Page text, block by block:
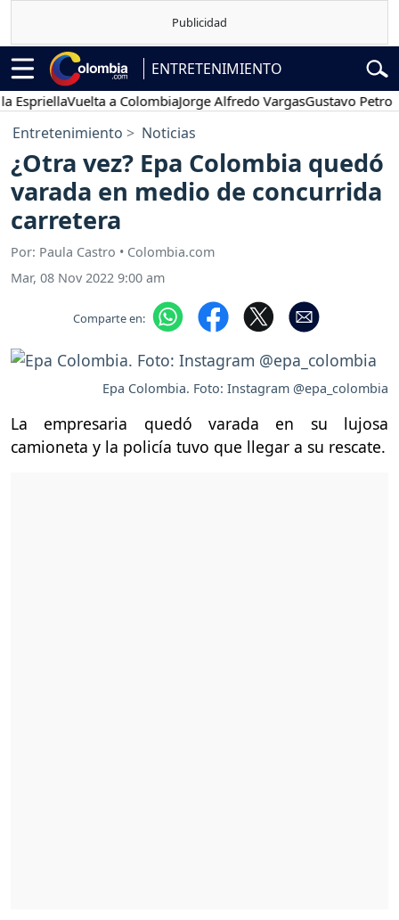
ENTRETENIMIENTO
Vuelta a ColombiaJorge Alfredo VargasGustavo Petro
Entretenimiento Noticias
¿Otra vez? Epa Colombia quedó
varada en medio de concurrida
carretera
Por: Paula Castro • Colombia.com
Mar, 08 Nov 2022 9:00 am
Comparte en:
Epa Colombia. Foto: Instagram @epa_colombia
La empresaria quedó varada en su lujosa
camioneta y la policía tuvo que llegar a su rescate.